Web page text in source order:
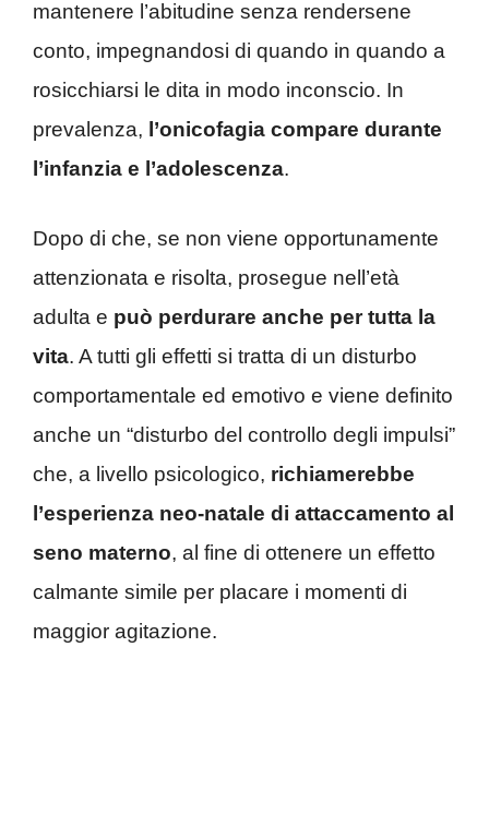
mantenere l’abitudine senza rendersene
conto, impegnandosi di quando in quando a
rosicchiarsi le dita in modo inconscio. In
prevalenza, l’onicofagia compare durante
l’infanzia e l’adolescenza.
Dopo di che, se non viene opportunamente
attenzionata e risolta, prosegue nell’età
adulta e può perdurare anche per tutta la
vita. A tutti gli effetti si tratta di un disturbo
comportamentale ed emotivo e viene definito
anche un “disturbo del controllo degli impulsi”
che, a livello psicologico, richiamerebbe
l’esperienza neo-natale di attaccamento al
seno materno, al fine di ottenere un effetto
calmante simile per placare i momenti di
maggior agitazione.